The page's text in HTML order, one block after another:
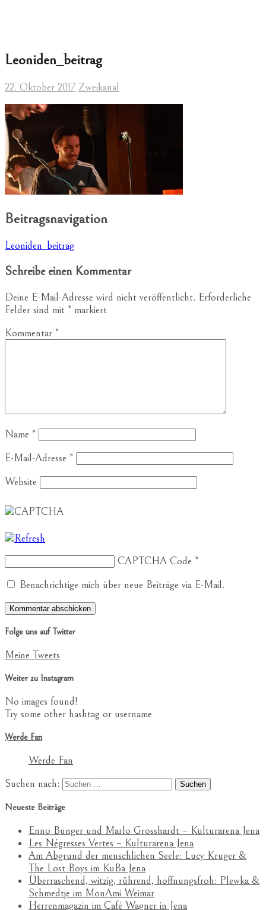
Leoniden_beitrag
22. Oktober 2017 Zweikanal
Beitragsnavigation
Leoniden_beitrag
Schreibe einen Kommentar
Deine E-Mail-Adresse wird nicht veröffentlicht. Erforderliche
Felder sind mit * markiert
Kommentar *
Name *
E-Mail-Adresse *
Website
CAPTCHA Code *
Benachrichtige mich über neue Beiträge via E-Mail.
Folge uns auf Twitter
Meine Tweets
Weiter zu Instagram
No images found!
Try some other hashtag or username
Werde Fan
Werde Fan
Suchen nach:
Neueste Beiträge
Enno Bunger und Marlo Grosshardt – Kulturarena Jena
Les Négresses Vertes – Kulturarena Jena
Am Abgrund der menschlichen Seele: Lucy Kruger &
The Lost Boys im KuBa Jena
Überraschend, witzig, rührend, hoffnungsfroh: Plewka &
Schmedtje im MonAmi Weimar
Herrenmagazin im Café Wagner in Jena